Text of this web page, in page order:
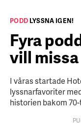
PODD LYSSNA IGEN!
Fyra
vill missa
I våras startade
lyssnarfavoriter
historien bakom 70-